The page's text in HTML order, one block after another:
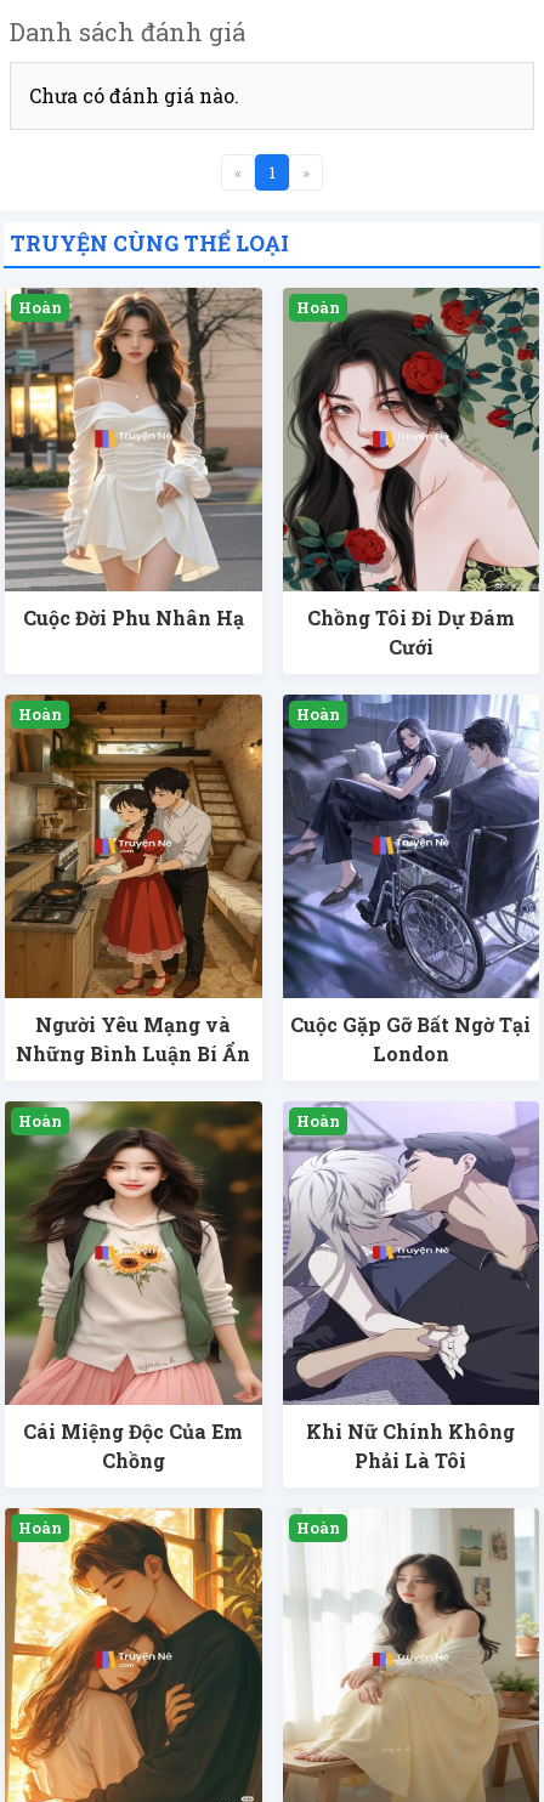
Danh sách đánh giá
Chưa có đánh giá nào.
« 1 »
TRUYỆN CÙNG THỂ LOẠI
Cuộc Đời Phu Nhân Hạ
Chồng Tôi Đi Dự Đám
Cưới
Người Yêu Mạng và
Những Bình Luận Bí Ẩn
Cuộc Gặp Gỡ Bất Ngờ Tại
London
Cái Miệng Độc Của Em
Chồng
Khi Nữ Chính Không
Phải Là Tôi